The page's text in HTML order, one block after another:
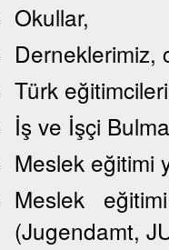
Okullar,
Derneklerimiz,
Türk
İş ve İşçi
Meslek eğitimi
Meslek
(Jugendamt,